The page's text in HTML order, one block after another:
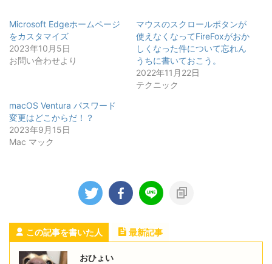
Microsoft Edgeホームページ
をカスタマイズ
2023年10月5日
お問い合わせより
マウスのスクロールボタンが
使えなくなってFireFoxがおか
しくなった件について忘れん
うちに書いておこう。
2022年11月22日
テクニック
macOS Ventura パスワード
変更はどこからだ！？
2023年9月15日
Mac マック
この記事を書いた人 最新記事
おひょい